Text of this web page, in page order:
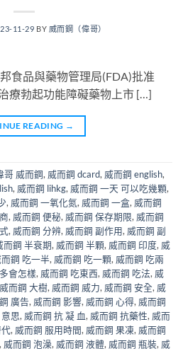
11-29 BY 威而鋼（偉哥）
食品與藥物管理局(FDA)批准
療勃起功能障礙藥物上市 […]
READING →
哥 威而鋼, 威而鋼 dcard, 威而鋼 english,
, 威而鋼 lihkg, 威而鋼 一天 可以吃幾顆,
, 威而鋼 一氧化氮, 威而鋼 一盒, 威而鋼
, 威而鋼 便秘, 威而鋼 保存期限, 威而鋼
, 威而鋼 分辨, 威而鋼 副作用, 威而鋼 副
而鋼 半衰期, 威而鋼 半顆, 威而鋼 印度, 威
而鋼 吃一半, 威而鋼 吃一顆, 威而鋼 吃兩
會怎樣, 威而鋼 吃東西, 威而鋼 吃法, 威
威而鋼 大樹, 威而鋼 威力, 威而鋼 安全, 威
廣告, 威而鋼 影響, 威而鋼 心得, 威而鋼
思, 威而鋼 抗 凝 血, 威而鋼 抗藥性, 威而
, 威而鋼 服用時間, 威而鋼 果凍, 威而鋼
, 威而鋼 泡澡, 威而鋼 液體, 威而鋼 瓶裝, 威